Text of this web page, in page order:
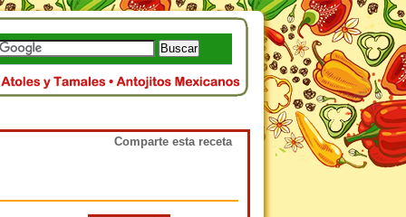
Comparte esta receta